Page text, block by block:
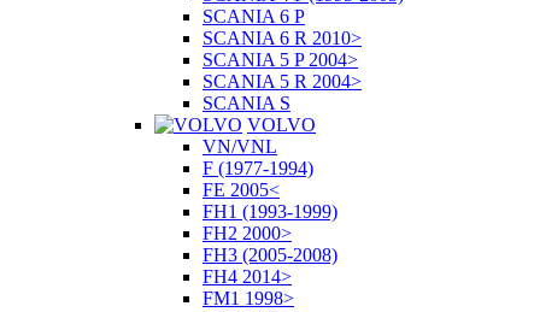
SCANIA 6 P
SCANIA 6 R 2010>
SCANIA 5 P 2004>
SCANIA 5 R 2004>
SCANIA S
VOLVO
VN/VNL
F (1977-1994)
FE 2005<
FH1 (1993-1999)
FH2 2000>
FH3 (2005-2008)
FH4 2014>
FM1 1998>